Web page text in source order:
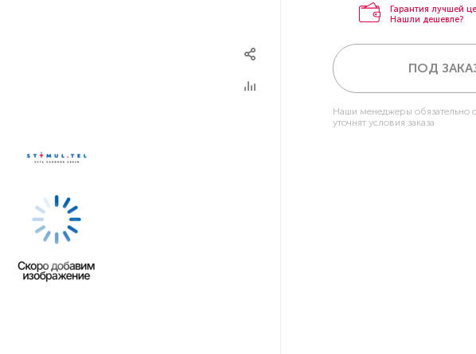
Гарантия лучшей
Нашли дешевле?
ПОД
Наши менеджеры обязательно
уточнят условия заказа